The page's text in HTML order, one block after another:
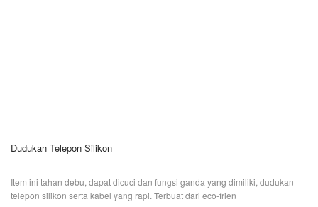
Dudukan Telepon Silikon
Item ini tahan debu, dapat dicuci dan fungsi ganda yang dimiliki, dudukan
telepon silikon serta kabel yang rapi. Terbuat dari eco-frien